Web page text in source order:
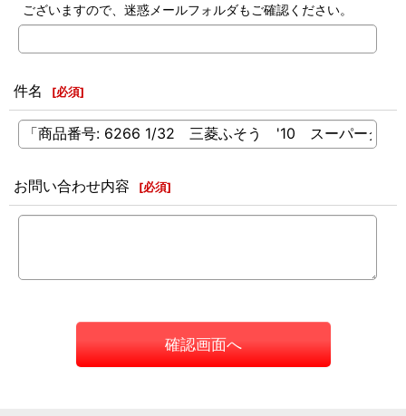
ございますので、迷惑メールフォルダもご確認ください。
件名 [必須]
お問い合わせ内容 [必須]
確認画面へ